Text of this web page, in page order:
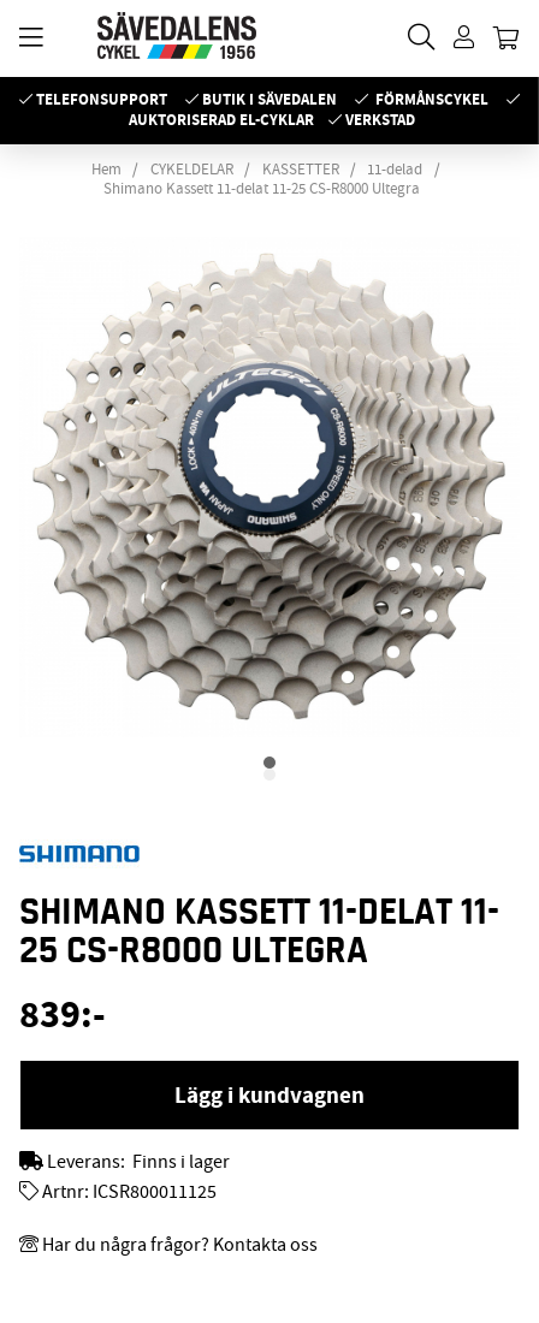
TELEFONSUPPORT BUTIK I SÄVEDALEN
FÖRMÅNSCYKEL
AUKTORISERAD EL-CYKLAR
VERKSTAD
Hem CYKELDELAR KASSETTER
11-delad
Shimano Kassett 11-delat 11-25 CS-R8000 Ultegra
SHIMANO KASSETT 11-DELAT 11-
25 CS-R8000 ULTEGRA
839:-
Lägg i kundvagnen
Leverans: Finns i lager
Artnr: ICSR800011125
Har du några frågor? Kontakta oss